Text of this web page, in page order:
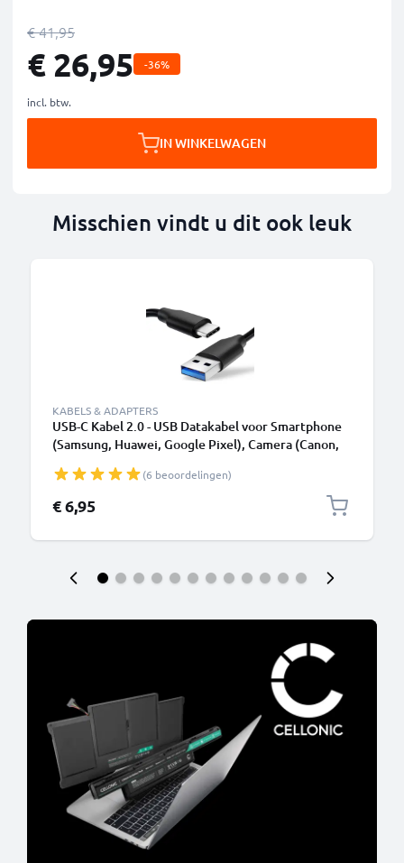
€ 41,95
€ 26,95 -36%
incl. btw.
IN WINKELWAGEN
Misschien vindt u dit ook leuk
KABELS & ADAPTERS
USB-C Kabel 2.0 - USB Datakabel voor Smartphone
(Samsung, Huawei, Google Pixel), Camera (Canon,
Oplaadkabel USB C Stekker
(6 beoordelingen)
€ 6,95